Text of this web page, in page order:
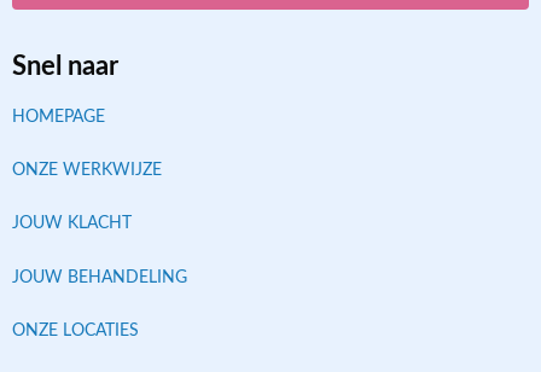
Snel naar
HOMEPAGE
ONZE WERKWIJZE
JOUW KLACHT
JOUW BEHANDELING
ONZE LOCATIES